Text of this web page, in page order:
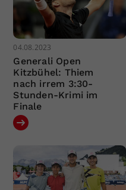
04.08.2023
Generali Open
Kitzbühel: Thiem
nach irrem 3:30-
Stunden-Krimi im
Finale